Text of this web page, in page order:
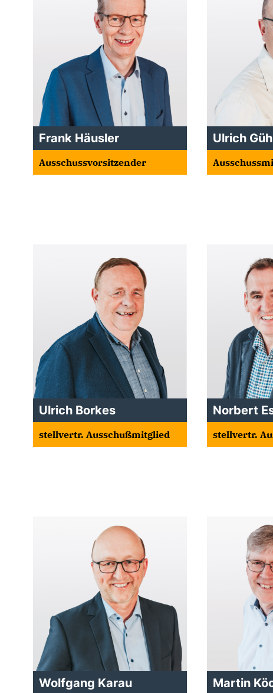
Frank Häusler
Ausschussvorsitzender
Ulrich
Ulrich Borkes
stellvertr. Ausschußmitglied
Norbert
stellvertr.
Wolfgang Karau Martin